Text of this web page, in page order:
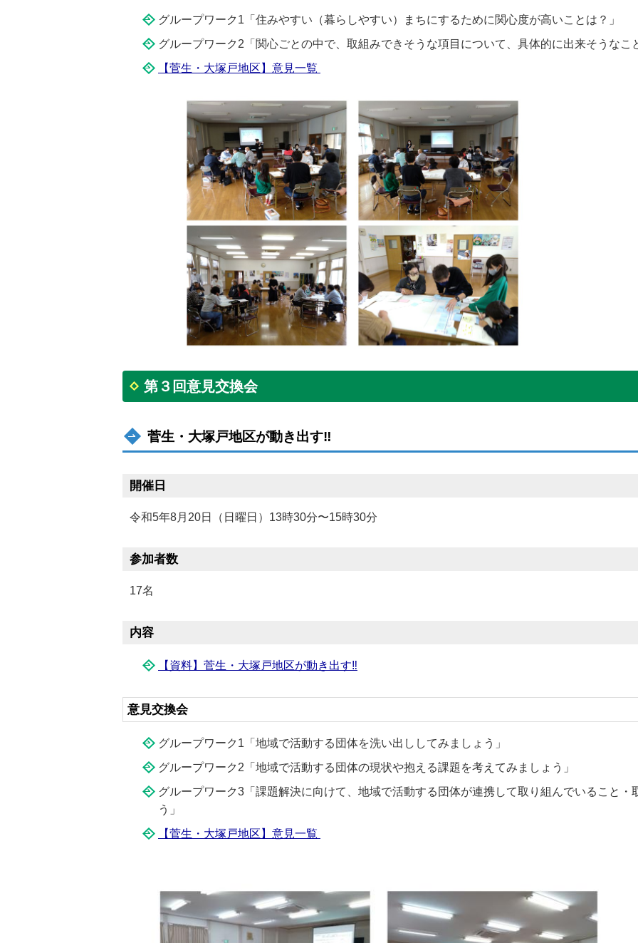
グループワーク1「住みやすい（暮らしやすい）まちにするために関心度が高いことは？」
グループワーク2「関心ごとの中で、取組みできそうな項目について、具体的に出来そうなこ
【菅生・大塚戸地区】意見一覧
第３回意見交換会
菅生・大塚戸地区が動き出す‼
開催日
令和5年8月20日（日曜日）13時30分〜15時30分
参加者数
17名
内容
【資料】菅生・大塚戸地区が動き出す‼
意見交換会
グループワーク1「地域で活動する団体を洗い出ししてみましょう」
グループワーク2「地域で活動する団体の現状や抱える課題を考えてみましょう」
グループワーク3「課題解決に向けて、地域で活動する団体が連携して取り組んでいること
う」
【菅生・大塚戸地区】意見一覧